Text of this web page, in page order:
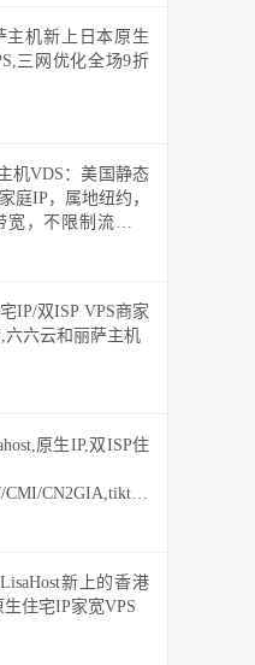
主机新上日本原生
三网优化全场9折
机VDS：美国静态
庭IP，属地纽约，
宽，不限制流量随
有美区锁区业务
IP/双ISP VPS商家
六六云和丽萨主机
原生IP,双ISP住
CMI/CN2GIA,tiktok
/新加坡/美国/台湾/
新上的香港
生住宅IP家宽VPS